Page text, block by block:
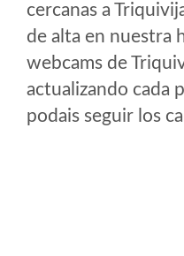
cercanas a
de alta en nuestra
webcams de
actualizando cada
podais seguir los